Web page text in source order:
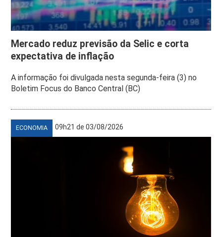
Mercado reduz previsão da Selic e corta
expectativa de inflação
A informação foi divulgada nesta segunda-feira (3) no
Boletim Focus do Banco Central (BC)
ECONOMIA 09h21 de 03/08/2026